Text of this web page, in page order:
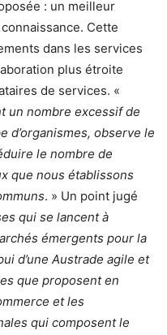
: un meilleur
Cette
dans les services
plus étroite
de services. «
un nombre excessif de
d’organismes, observe le
le nombre de
que nous établissons
. » Un point jugé
qui se lancent à
émergents pour la
d’une Austrade agile et
que proposent en
et les
qui composent le